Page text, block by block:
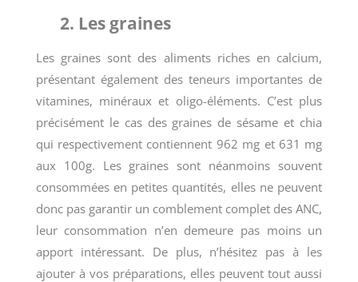
2. Les graines
Les graines sont des aliments riches en calcium,
présentant également des teneurs importantes de
vitamines, minéraux et oligo-éléments. C’est plus
précisément le cas des graines de sésame et chia
qui respectivement contiennent 962 mg et 631 mg
aux 100g. Les graines sont néanmoins souvent
consommées en petites quantités, elles ne peuvent
donc pas garantir un comblement complet des ANC,
leur consommation n’en demeure pas moins un
apport intéressant. De plus, n’hésitez pas à les
ajouter à vos préparations, elles peuvent tout aussi